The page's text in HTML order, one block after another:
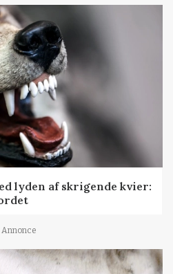
lyden af skrigende kvier:
Annonce